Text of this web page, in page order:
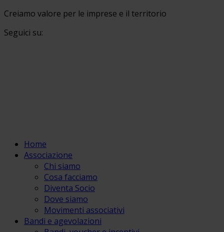
Creiamo valore per le imprese e il territorio
Seguici su:
Home
Associazione
Chi siamo
Cosa facciamo
Diventa Socio
Dove siamo
Movimenti associativi
Bandi e agevolazioni